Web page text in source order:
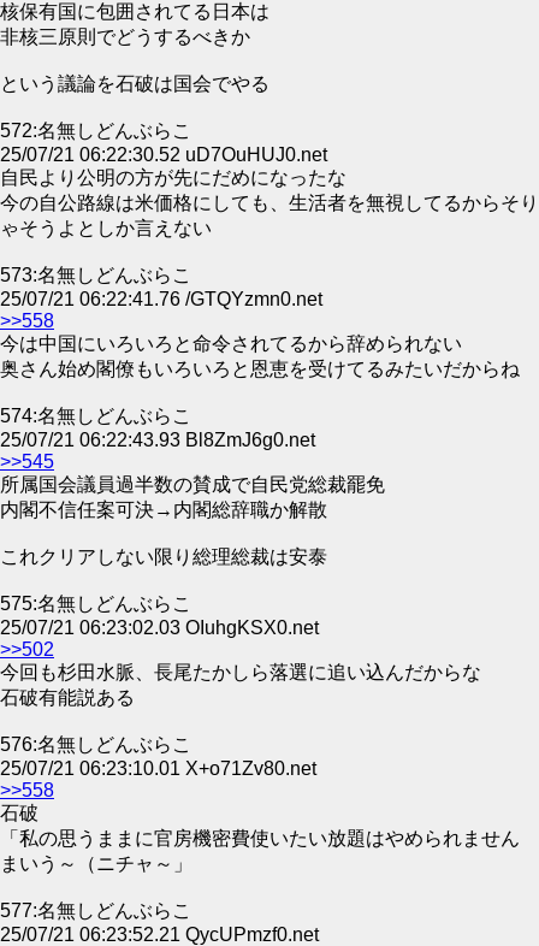
核保有国に包囲されてる日本は
非核三原則でどうするべきか
という議論を石破は国会でやる
572:名無しどんぶらこ
25/07/21 06:22:30.52 uD7OuHUJ0.net
自民より公明の方が先にだめになったな
今の自公路線は米価格にしても、生活者を無視してるからそり
ゃそうよとしか言えない
573:名無しどんぶらこ
25/07/21 06:22:41.76 /GTQYzmn0.net
>>558
今は中国にいろいろと命令されてるから辞められない
奥さん始め閣僚もいろいろと恩恵を受けてるみたいだからね
574:名無しどんぶらこ
25/07/21 06:22:43.93 Bl8ZmJ6g0.net
>>545
所属国会議員過半数の賛成で自民党総裁罷免
内閣不信任案可決→内閣総辞職か解散
これクリアしない限り総理総裁は安泰
575:名無しどんぶらこ
25/07/21 06:23:02.03 OIuhgKSX0.net
>>502
今回も杉田水脈、長尾たかしら落選に追い込んだからな
石破有能説ある
576:名無しどんぶらこ
25/07/21 06:23:10.01 X+o71Zv80.net
>>558
石破
「私の思うままに官房機密費使いたい放題はやめられません
まいう～（ニチャ～」
577:名無しどんぶらこ
25/07/21 06:23:52.21 QycUPmzf0.net